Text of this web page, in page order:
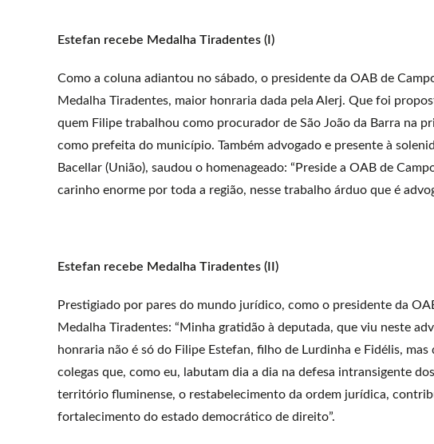
Estefan recebe Medalha Tiradentes (I)
Como a coluna adiantou no sábado, o presidente da OAB de
Medalha Tiradentes, maior honraria dada pela Alerj. Que foi
quem Filipe trabalhou como procurador de São João da Barra na
como prefeita do município. Também advogado e presente à
Bacellar (União), saudou o homenageado: “Preside a OAB de
carinho enorme por toda a região, nesse trabalho árduo que é
Estefan recebe Medalha Tiradentes (II)
Prestigiado por pares do mundo jurídico, como o presidente da
Medalha Tiradentes: “Minha gratidão à deputada, que viu neste
honraria não é só do Filipe Estefan, filho de Lurdinha e Fidélis,
colegas que, como eu, labutam dia a dia na defesa intransigente
território fluminense, o restabelecimento da ordem jurídica,
fortalecimento do estado democrático de direito”.